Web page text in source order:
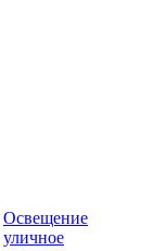
Освещение
уличное